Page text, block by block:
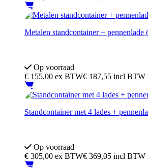
Metalen standcontainer + pennenlade
Op voorraad
€ 155,00 ex BTW€ 187,55 incl BTW
Standcontainer met 4 lades +
Op voorraad
€ 305,00 ex BTW€ 369,05 incl BTW